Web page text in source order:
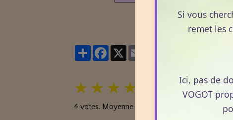
PartagerFacebook
X
★ ★ ★ ★
4 votes. Moyenne
Si vous
remet les
Ici, pas de
VOGOT